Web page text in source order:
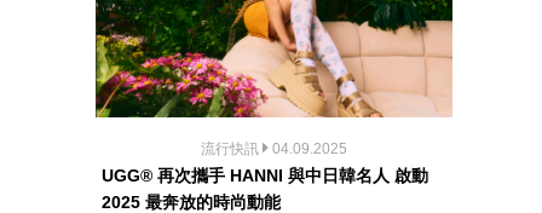
流行快訊 04.09.2025
UGG® 再次攜手 HANNI 與中日韓名人 啟動
2025 最奔放的時尚動能